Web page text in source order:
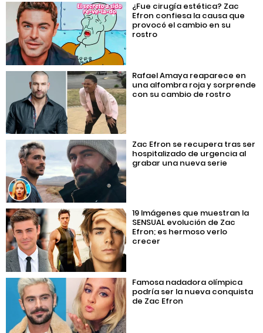
¿Fue cirugía estética? Zac
Efron confiesa la causa que
provocó el cambio en su
rostro
Rafael Amaya reaparece en
una alfombra roja y sorprende
con su cambio de rostro
Zac Efron se recupera tras ser
hospitalizado de urgencia al
grabar una nueva serie
19 Imágenes que muestran la
SENSUAL evolución de Zac
Efron; es hermoso verlo
crecer
Famosa nadadora olímpica
podría ser la nueva conquista
de Zac Efron